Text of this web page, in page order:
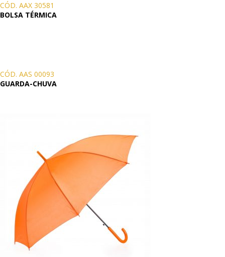
CÓD. AAX 30581
BOLSA TÉRMICA
CÓD. AAS 00093
GUARDA-CHUVA